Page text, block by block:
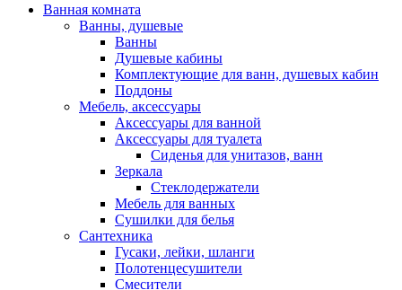
Ванная комната
Ванны, душевые
Ванны
Душевые кабины
Комплектующие для ванн, душевых кабин
Поддоны
Мебель, аксессуары
Аксессуары для ванной
Аксессуары для туалета
Сиденья для унитазов, ванн
Зеркала
Стеклодержатели
Мебель для ванных
Сушилки для белья
Сантехника
Гусаки, лейки, шланги
Полотенцесушители
Смесители